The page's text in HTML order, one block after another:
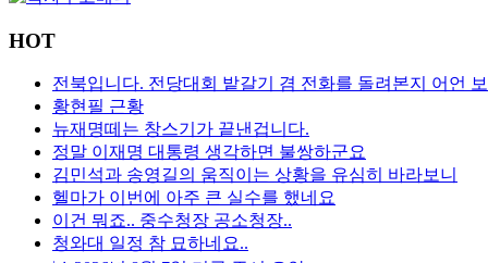
HOT
전북입니다. 전당대회 밭갈기 겸 전화를 돌려본지 어언
황현필 근황
뉴재명떼는 창스기가 끝낸겁니다.
정말 이재명 대통령 생각하면 불쌍하군요
김민석과 송영길의 움직이는 상황을 유심히 바라보니
헬마가 이번에 아주 큰 실수를 했네요
이건 뭐죠.. 중수청장 공소청장..
청와대 일정 참 묘하네요..